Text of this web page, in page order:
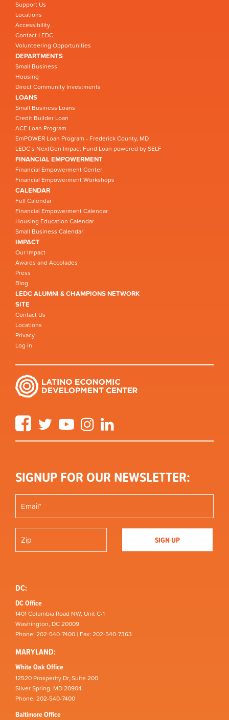
Support Us
Locations
Accessibility
Contact LEDC
Volunteering Opportunities
DEPARTMENTS
Small Business
Housing
Direct Community Investments
LOANS
Small Business Loans
Credit Builder Loan
ACE Loan Program
EmPOWER Loan Program - Frederick County, MD
LEDC’s NextGen Impact Fund Loan powered by SELF
FINANCIAL EMPOWERMENT
Financial Empowerment Center
Financial Empowerment Workshops
CALENDAR
Full Calendar
Financial Empowerment Calendar
Housing Education Calendar
Small Business Calendar
IMPACT
Our Impact
Awards and Accolades
Press
Blog
LEDC ALUMNI & CHAMPIONS NETWORK
SITE
Contact Us
Locations
Privacy
Log in
FacebookTwitter YouTube Instagram
SIGNUP FOR OUR NEWSLETTER:
DC:
DC Office
1401 Columbia Road NW, Unit C-1
Washington, DC 20009
Phone: 202-540-7400 | Fax: 202-540-7363
MARYLAND:
White Oak Office
12520 Prosperity Dr, Suite 200
Silver Spring, MD 20904
Phone: 202-540-7400
Baltimore Office